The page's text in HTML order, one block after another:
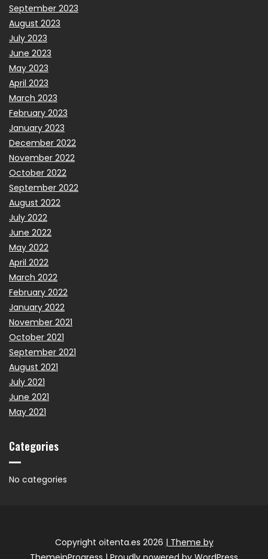
September 2023
August 2023
July 2023
June 2023
May 2023
April 2023
March 2023
February 2023
January 2023
December 2022
November 2022
October 2022
September 2022
August 2022
July 2022
June 2022
May 2022
April 2022
March 2022
February 2022
January 2022
November 2021
October 2021
September 2021
August 2021
July 2021
June 2021
May 2021
Categories
No categories
Copyright oitenta.es 2026 | Theme by